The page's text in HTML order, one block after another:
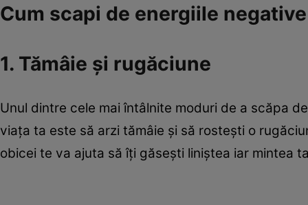
Cum scapi de energiile
1. Tămâie şi rugăciune
Unul dintre cele mai întâlnite moduri de a scăpa
viaţa ta este să arzi tămâie şi să rosteşti o
obicei te va ajuta să îţi găseşti liniştea iar mintea